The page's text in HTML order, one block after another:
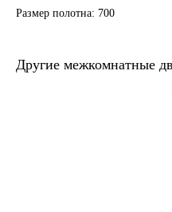
Размер полотна: 700
Другие межкомнатные